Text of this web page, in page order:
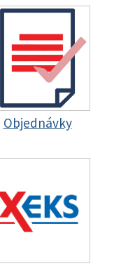
Objednávky